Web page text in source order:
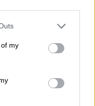
one or more Google
You may click to
its third-party tags to
in below Google
my
ό,τι του
κάνει ό,τι του